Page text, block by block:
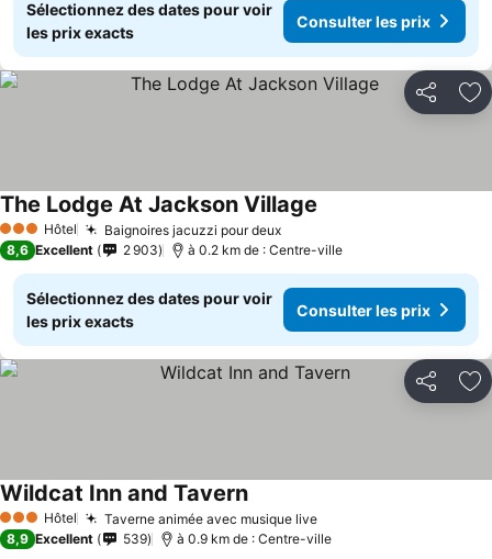
Sélectionnez des dates pour voir
les prix exacts
Consulter les prix
Partager
3 ÉtoilesHôtel Baignoires jacuzzi pour deux
The Lodge At Jackson Village
8,6 Excellent 2 903 à 0.2 km de : Centre-ville
Sélectionnez des dates pour voir
les prix exacts
Consulter les prix
Partager
3 ÉtoilesHôtel Taverne animée avec musique live
Wildcat Inn and Tavern
8,9 Excellent 539 à 0.9 km de : Centre-ville